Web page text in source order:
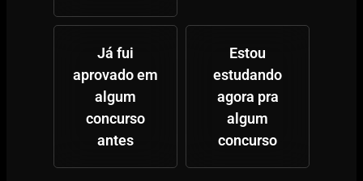
Já fui
aprovado em
algum
concurso
antes
Estou
estudando
agora pra
algum
concurso